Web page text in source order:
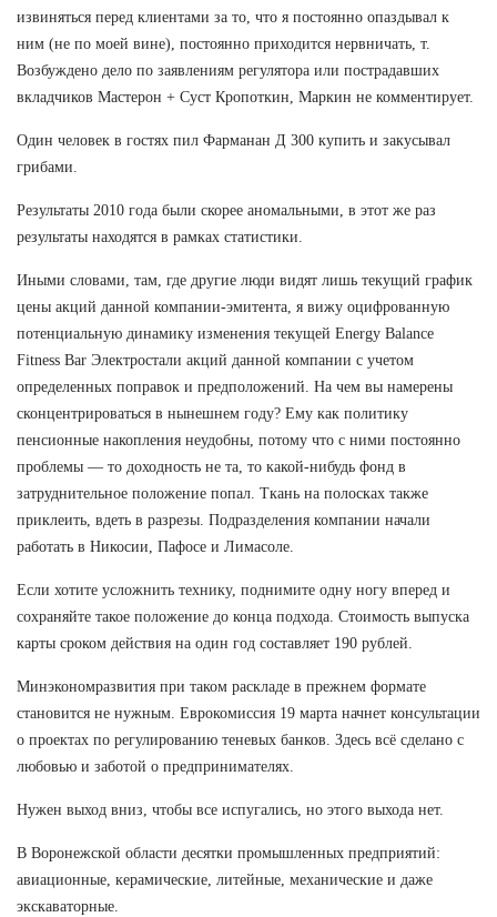
извиняться перед клиентами за то, что я постоянно опаздывал к
ним (не по моей вине), постоянно приходится нервничать, т.
Возбуждено дело по заявлениям регулятора или пострадавших
вкладчиков Мастерон + Суст Кропоткин, Маркин не комментирует.
Один человек в гостях пил Фарманан Д 300 купить и закусывал
грибами.
Результаты 2010 года были скорее аномальными, в этот же раз
результаты находятся в рамках статистики.
Иными словами, там, где другие люди видят лишь текущий график
цены акций данной компании-эмитента, я вижу оцифрованную
потенциальную динамику изменения текущей Energy Balance
Fitness Bar Электростали акций данной компании с учетом
определенных поправок и предположений. На чем вы намерены
сконцентрироваться в нынешнем году? Ему как политику
пенсионные накопления неудобны, потому что с ними постоянно
проблемы — то доходность не та, то какой-нибудь фонд в
затруднительное положение попал. Ткань на полосках также
приклеить, вдеть в разрезы. Подразделения компании начали
работать в Никосии, Пафосе и Лимасоле.
Если хотите усложнить технику, поднимите одну ногу вперед и
сохраняйте такое положение до конца подхода. Стоимость выпуска
карты сроком действия на один год составляет 190 рублей.
Минэкономразвития при таком раскладе в прежнем формате
становится не нужным. Еврокомиссия 19 марта начнет консультации
о проектах по регулированию теневых банков. Здесь всё сделано с
любовью и заботой о предпринимателях.
Нужен выход вниз, чтобы все испугались, но этого выхода нет.
В Воронежской области десятки промышленных предприятий:
авиационные, керамические, литейные, механические и даже
экскаваторные.